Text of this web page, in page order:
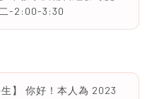
-2:00-3:30
】 你好！本人為 2023